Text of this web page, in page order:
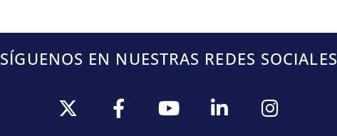
SÍGUENOS EN NUESTRAS REDES SOCIALES